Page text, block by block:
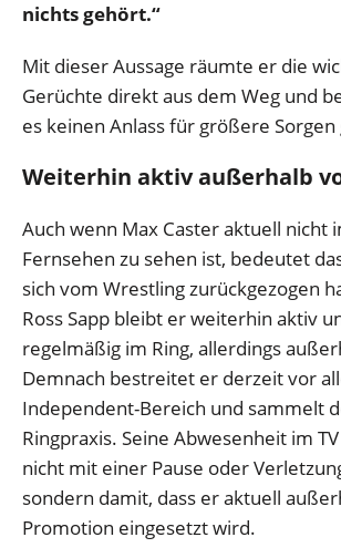
nichts gehört.“
Mit dieser Aussage räumte er die
Gerüchte direkt aus dem Weg und
es keinen Anlass für größere Sorgen
Weiterhin aktiv außerhalb
Auch wenn Max Caster aktuell nicht
Fernsehen zu sehen ist, bedeutet
sich vom Wrestling zurückgezogen
Ross Sapp bleibt er weiterhin aktiv
regelmäßig im Ring, allerdings
Demnach bestreitet er derzeit vor
Independent-Bereich und sammelt
Ringpraxis. Seine Abwesenheit im
nicht mit einer Pause oder
sondern damit, dass er aktuell
Promotion eingesetzt wird.